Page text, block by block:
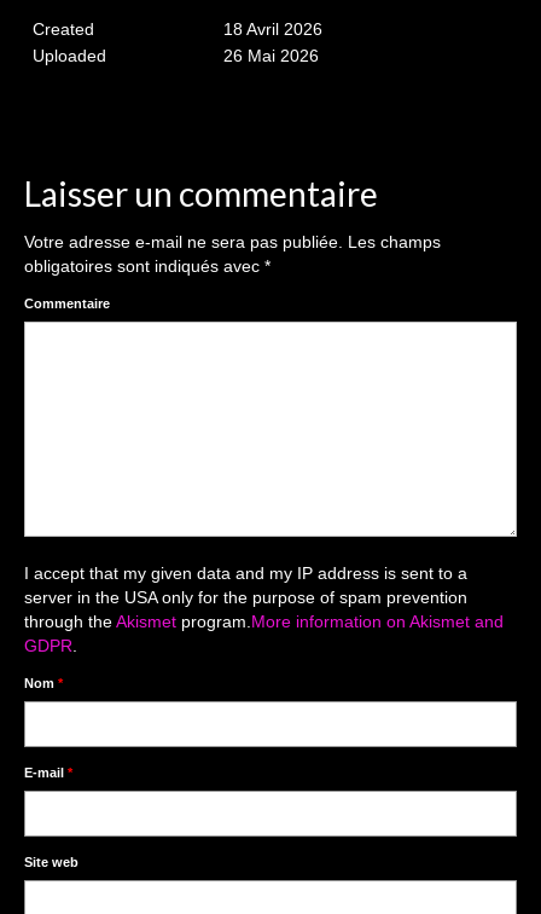
Reportages / Nature morte
Galeries Privées
séance du 25.04.26
Cartes de remerciement
Photomontages
Prestations
Contact
Décors studio / Tenues / Accessoires
Created
18 Avril 2026
Uploaded
26 Mai 2026
Laisser un commentaire
Votre adresse e-mail ne sera pas publiée. Les champs
obligatoires sont indiqués avec *
Commentaire
I accept that my given data and my IP address is sent to a
server in the USA only for the purpose of spam prevention
through theAkismet program.More information on Akismet and
GDPR.
Nom *
E-mail *
Site web